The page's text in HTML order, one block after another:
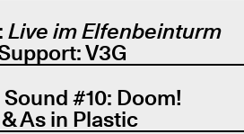
Live im Elfenbeinturm
V3G
#10: Doom!
As in Plastic